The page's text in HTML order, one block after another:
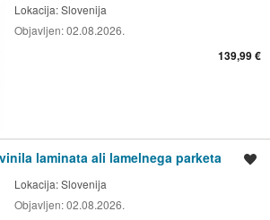
Lokacija:Slovenija
Objavljen:02.08.2026.
139,99 €
laminata ali lamelnega parketa
Lokacija:Slovenija
Objavljen:02.08.2026.